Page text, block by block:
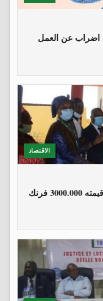
اضراب عن العمل
الاقتصاد
البنك الوطني للتنمية الزراعية يتبرع بشيك قيمته 3000.000 فرنك